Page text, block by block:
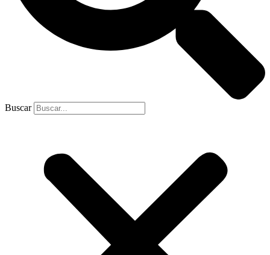
Buscar